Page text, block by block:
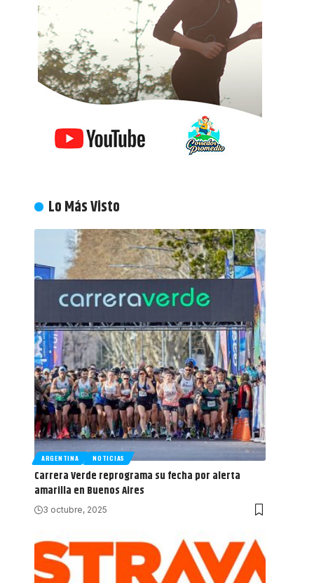
Lo Más Visto
ARGENTINA NOTICIAS
Carrera Verde reprograma su fecha por alerta
amarilla en Buenos Aires
3 octubre, 2025